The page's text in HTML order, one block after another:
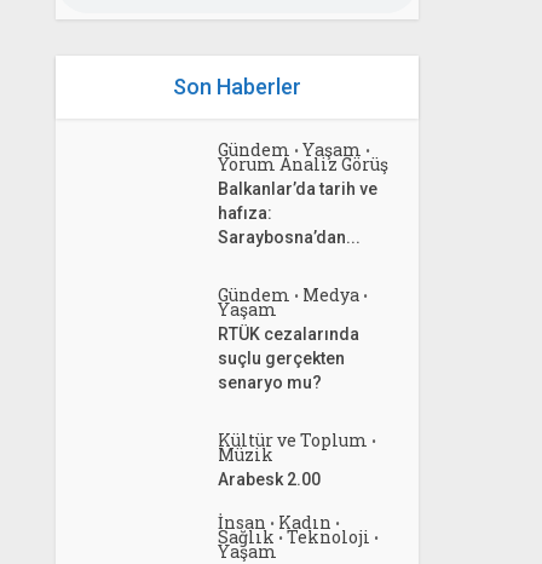
Son Haberler
Gündem • Yaşam •
Yorum Analiz Görüş
Balkanlar’da tarih ve
hafıza:
Saraybosna’dan...
Gündem • Medya •
Yaşam
RTÜK cezalarında
suçlu gerçekten
senaryo mu?
Kültür ve Toplum •
Müzik
Arabesk 2.00
İnsan • Kadın •
Sağlık • Teknoloji •
Yaşam